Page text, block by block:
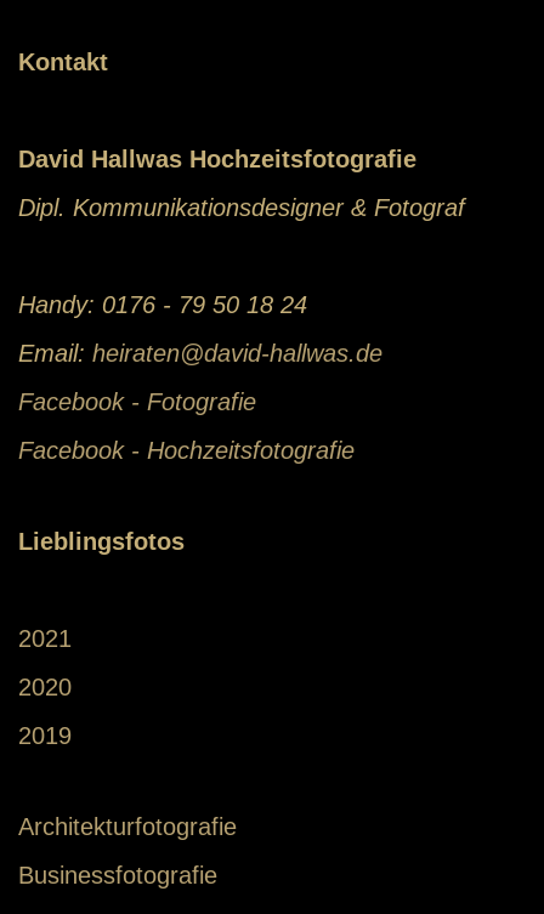
Kontakt
David Hallwas Hochzeitsfotografie
Dipl. Kommunikationsdesigner & Fotograf
Handy: 0176 - 79 50 18 24
Email: heiraten@david-hallwas.de
Facebook - Fotografie
Facebook - Hochzeitsfotografie
Lieblingsfotos
2021
2020
2019
Architekturfotografie
Businessfotografie